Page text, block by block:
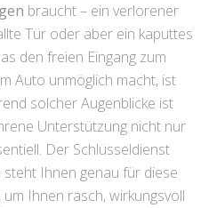
braucht – ein verlorener
Tür oder aber ein kaputtes
den freien Eingang zum
Auto unmöglich macht, ist
solcher Augenblicke ist
Unterstützung nicht nur
Der Schlüsseldienst
Ihnen genau für diese
Ihnen rasch, wirkungsvoll